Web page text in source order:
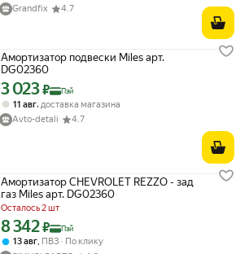
Grandfix
4.7
Амортизатор подвески Miles арт.
DG02360
Цена с картой Яндекс Пэй 3023 ₽ вместо
3 023₽ Пэй
11 авг, доставка магазина
Avto-detali
4.7
Амортизатор CHEVROLET REZZO - зад
газ Miles арт. DG02360
Осталось 2 шт
Цена с картой Яндекс Пэй 8342 ₽ вместо
8 342₽ Пэй
13 авг, ПВЗ
По клику